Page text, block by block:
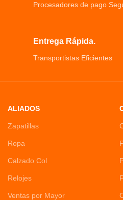
Procesadores de pago
Entrega Rápida.
Transportistas Eficientes
ALIADOS
Zapatillas
Ropa
Calzado Col
Relojes
Ventas por Mayor